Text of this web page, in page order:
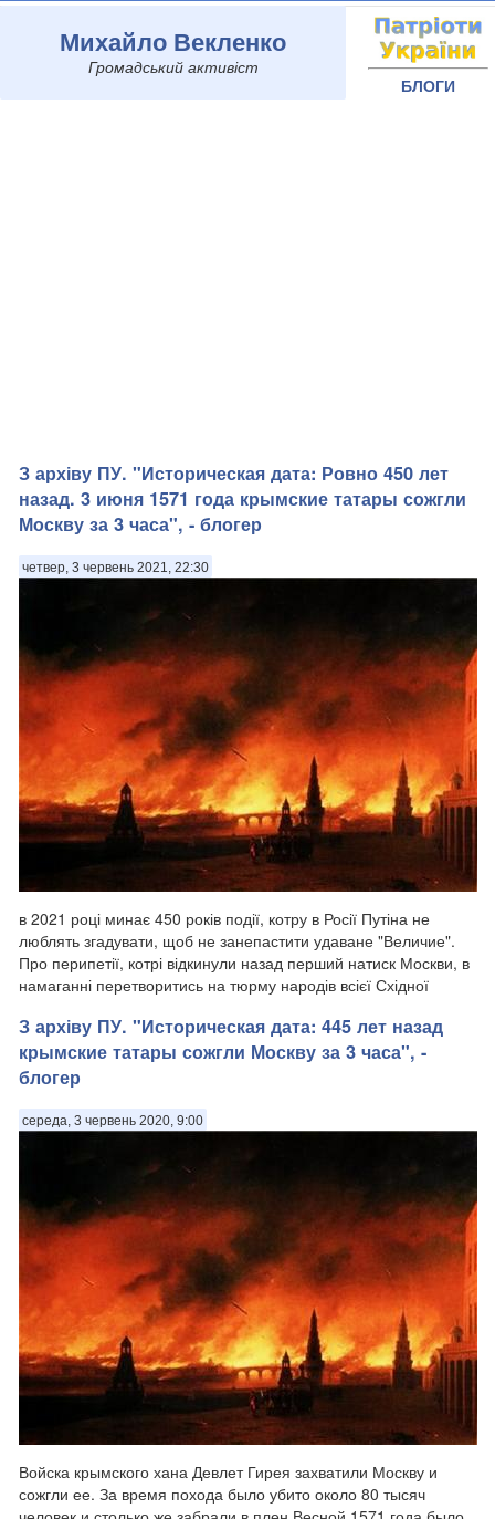
Михайло Векленко
Громадський активіст
БЛОГИ
З архіву ПУ. "Историческая дата: Ровно 450 лет
назад. 3 июня 1571 года крымские татары сожгли
Москву за 3 часа", - блогер
четвер, 3 червень 2021, 22:30
в 2021 році минає 450 років події, котру в Росії Путіна не
люблять згадувати, щоб не занепастити удаване "Величие".
Про перипетії, котрі відкинули назад перший натиск Москви, в
намаганні перетворитись на тюрму народів всієї Східної
З архіву ПУ. "Историческая дата: 445 лет назад
крымские татары сожгли Москву за 3 часа", -
блогер
середа, 3 червень 2020, 9:00
Войска крымского хана Девлет Гирея захватили Москву и
сожгли ее. За время похода было убито около 80 тысяч